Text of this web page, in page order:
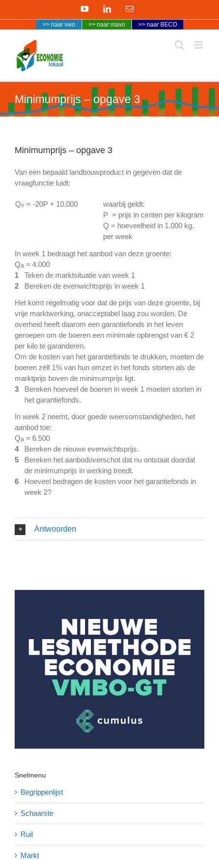
YouTubeLinkedInE-
>> naar vwo >> naar mavo >> naar BECO
Minimumprijs – opgave 3
Minimumprijs – opgave 3
Van een bepaald landbouwproduct in gegeven dat de
vraagfunctie luidt:
Qv = -20P + 10.000
waarbij geldt:
P = prijs in centen per kilogram
Q = hoeveelheid in 1.000 kg.
per week
In week 1 bedraagt het aanbod van deze groente:
Qa = 4.000
1
Teken de marktsituatie van week 1
2
Bereken de evenwichtsprijs in week 1
Het komt regelmatig voor dat de prijs van deze groente, bij
vrije marktwerking, onacceptabel laag zou worden. De
overheid heeft daarom een garantiefonds in het leven
geroepen om de boeren een minimale opbrengst van € 2
per kilo te garanderen.
Om de kosten van het garantiefonds te drukken, moeten de
boeren zélf 1% van hun omzet in het fonds storten als de
marktprijs boven de minimumprijs ligt.
3
Bereken hoeveel de boeren in week 1 moeten storten in
het garantiefonds.
In week 2 neemt, door goede weersomstandigheden, het
aanbod toe:
Qa = 6.500
4
Bereken de nieuwe evenwichtsprijs.
5
Bereken het aanbodoverschot dat nu ontstaat doordat
de minimumprijs in werking treedt.
6
Hoeveel bedragen de kosten voor het garantiefonds in
week 2?
Antwoorden
Snelmenu
Begrippenlijst
Schaarste
Ruil
Markt